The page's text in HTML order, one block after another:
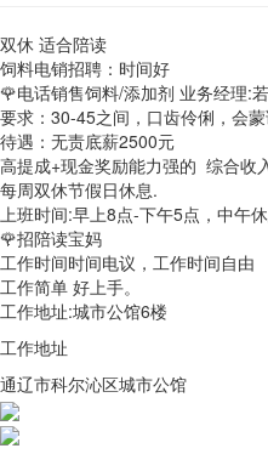
双休 适合陪读
饲料电销招聘：时间好
🌹电话销售饲料/添加剂 业务经理:
要求：30-45之间，口齿伶俐，会蒙
待遇：无责底薪2500元
高提成+现金奖励能力强的 综合收
每周双休节假日休息.
上班时间:早上8点-下午5点，中午休
🌹招陪读宝妈
工作时间时间电议，工作时间自由
工作简单 好上手。
工作地址:城市公馆6楼
工作地址
通辽市科尔沁区城市公馆